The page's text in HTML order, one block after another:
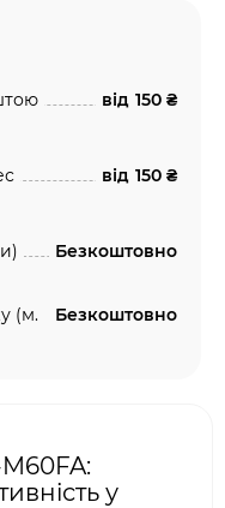
від 150 ₴
від 150 ₴
Безкоштовно
(м.
Безкоштовно
у